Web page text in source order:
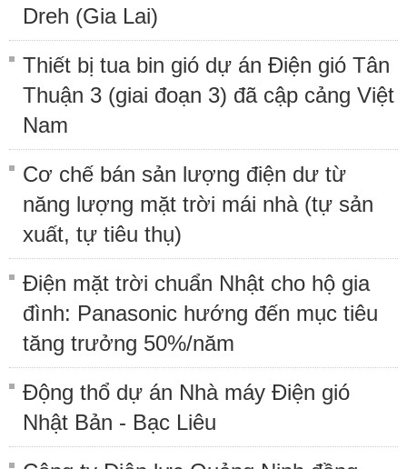
Dreh (Gia Lai)
Thiết bị tua bin gió dự án Điện gió Tân
Thuận 3 (giai đoạn 3) đã cập cảng Việt
Nam
Cơ chế bán sản lượng điện dư từ
năng lượng mặt trời mái nhà (tự sản
xuất, tự tiêu thụ)
Điện mặt trời chuẩn Nhật cho hộ gia
đình: Panasonic hướng đến mục tiêu
tăng trưởng 50%/năm
Động thổ dự án Nhà máy Điện gió
Nhật Bản - Bạc Liêu